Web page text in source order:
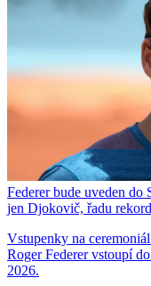
Federer bude uveden do
jen Djokovič, řadu
Vstupenky na
Roger Federer vstoupí
2026.